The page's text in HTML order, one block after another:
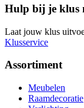
Hulp bij je klus
Laat jouw klus
Klusservice
Assortiment
Meubelen
Raamdecoratie